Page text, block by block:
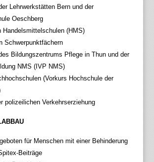
Lehrwerkstätten Bern und der
Oeschberg
Handelsmittelschulen (HMS)
Schwerpunktfächern
Bildungszentrums Pflege in Thun und der
NMS (IVP NMS)
(Vorkurs Hochschule der
polizeilichen Verkehrserziehung
für Menschen mit einer Behinderung
Beiträge